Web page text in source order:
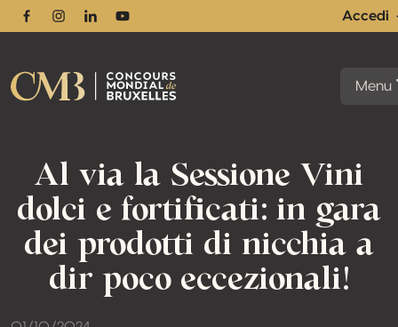
FacebookInstagram
LinkedinYoutube
Accedi
Menu
Al via la Sessione Vini
dolci e fortificati: in gara
dei prodotti di nicchia a
dir poco eccezionali!